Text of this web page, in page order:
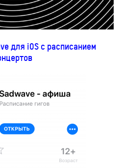
для iOS c расписанием